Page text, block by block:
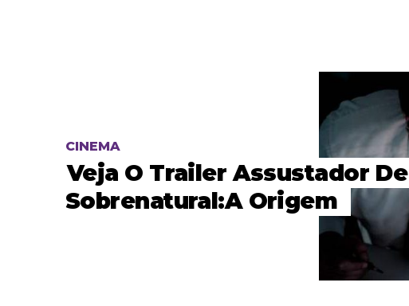
CINEMA
Veja O Trailer Assustador De
Sobrenatural:A Origem